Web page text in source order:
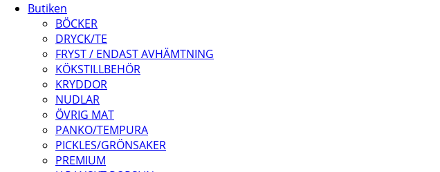
Butiken
BÖCKER
DRYCK/TE
FRYST / ENDAST AVHÄMTNING
KÖKSTILLBEHÖR
KRYDDOR
NUDLAR
ÖVRIG MAT
PANKO/TEMPURA
PICKLES/GRÖNSAKER
PREMIUM